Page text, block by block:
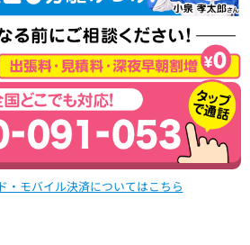
・モバイル決済についてはこちら